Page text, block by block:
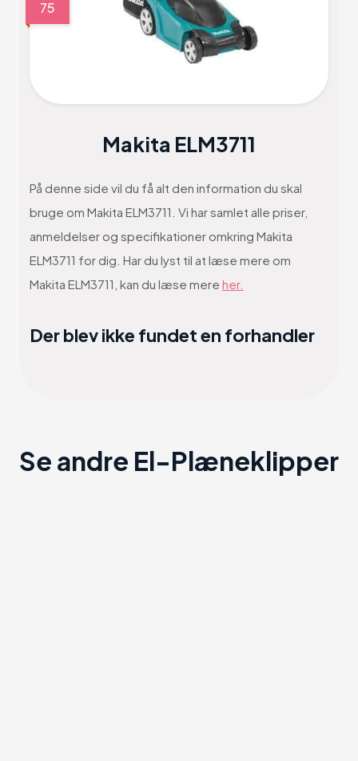
75
Makita ELM3711
På denne side vil du få alt den information du skal
bruge om Makita ELM3711. Vi har samlet alle priser,
anmeldelser og specifikationer omkring Makita
ELM3711 for dig. Har du lyst til at læse mere om
Makita ELM3711, kan du læse mere her.
Der blev ikke fundet en forhandler
Se andre El-Plæneklipper